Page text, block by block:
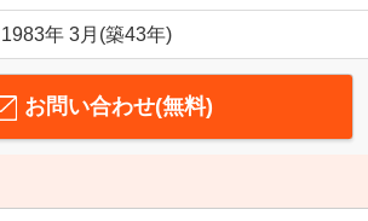
1983年 3月(築43年)
お問い合わせ(無料)